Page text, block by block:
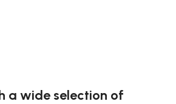
a wide selection of